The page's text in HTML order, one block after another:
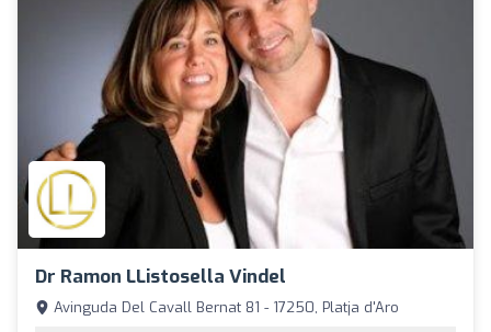
Dr Ramon LListosella Vindel
Avinguda Del Cavall Bernat 81 - 17250, Platja d'Aro